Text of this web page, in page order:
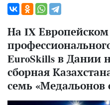
На IX
EuroSkills в Дании
сборная
семь «Медальонов